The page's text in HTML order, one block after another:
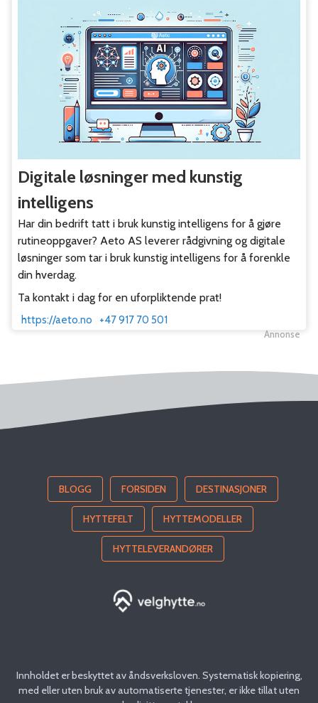
Digitale løsninger med kunstig
intelligens
Har din bedrift tatt i bruk kunstig intelligens for å gjøre
rutineoppgaver? Aeto AS leverer rådgivning og digitale
løsninger som tar i bruk kunstig intelligens for å forenkle
din hverdag.
Ta kontakt i dag for en uforpliktende prat!
https://aeto.no +47 917 70 501
Annonse
BLOGG FORSIDEN DESTINASJONER
HYTTEFELT HYTTEMODELLER
HYTTELEVERANDØRER
Innholdet er beskyttet av åndsverksloven. Systematisk kopiering,
med eller uten bruk av automatiserte tjenester, er ikke tillat uten